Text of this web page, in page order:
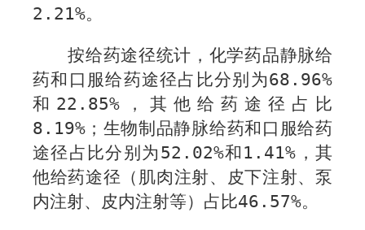
2.21%。
按给药途径统计，化学药品静脉给
药和口服给药途径占比分别为68.96%
和 22.85% ，其他给药途径占比
8.19% ；生物制品静脉给药和口服给药
途径占比分别为 52.02%和 1.41% ，其
他给药途径（肌肉注射、皮下注射、泵
内注射、皮内注射等）占比46. 57%。